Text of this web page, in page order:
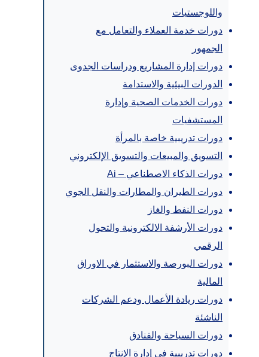
واللوجستيات
دورات خدمة العملاء والتعامل مع
الجمهور
دورات إدارة المشاريع ودراسات الجدوى
الدورات البيئية والاستدامة
دورات الخدمات الصحية وإدارة
المستشفيات
دورات تدريبية خاصة بالمرأة
التسويق والمبيعات والتسويق الإلكتروني
دورات الذكاء الاصطناعي – Ai
دورات الطيران والمطارات والنقل الجوي
دورات النفط والغاز
دورات الأرشفة الالكترونية والتحول
الرقمي
دورات البورصة والاستثمار في الاوراق
المالية
دورات ريادة الأعمال ودعم الشركات
الناشئة
دورات السياحة والفنادق
دورات تدريبية في إدارة الإنتاج